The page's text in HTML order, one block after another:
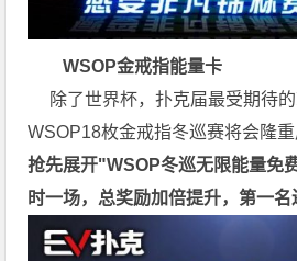
WSOP金戒指能量卡
除了世界杯，扑克届最受期待的
WSOP18枚金戒指冬巡赛将会隆重
抢先展开"WSOP冬巡无限能量免
时一场，总奖励加倍提升，第一名